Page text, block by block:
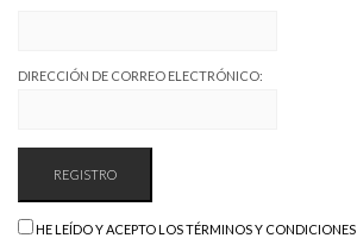
DIRECCIÓN DE CORREO ELECTRÓNICO:
HE LEÍDO Y ACEPTO LOS TÉRMINOS Y CONDICIONES